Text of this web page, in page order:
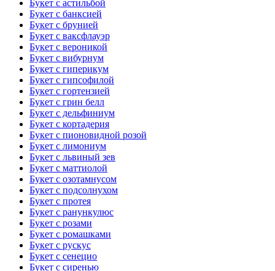
Букет с астильбой
Букет с банксией
Букет с брунией
Букет с ваксфлауэр
Букет с вероникой
Букет с вибурнум
Букет с гиперикум
Букет с гипсофилой
Букет с гортензией
Букет с грин белл
Букет с дельфиниум
Букет с кортадерия
Букет с пионовидной розой
Букет с лимониум
Букет с львиный зев
Букет с маттиолой
Букет с озотамнусом
Букет с подсолнухом
Букет с протея
Букет с ранункулюс
Букет с розами
Букет с ромашками
Букет с рускус
Букет с сенецио
Букет с сиренью